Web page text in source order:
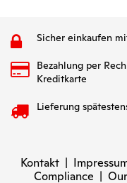
Sicher einkaufen
Bezahlung per
Kreditkarte
Lieferung
Kontakt |
Compliance |